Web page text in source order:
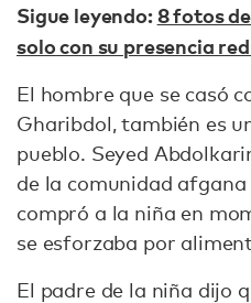
Sigue leyendo:8 fotos
solo con su presencia
El hombre que se casó
Gharibdol, también es
pueblo. Seyed
de la comunidad afgana
compró a la niña en
se esforzaba por
El padre de la niña dijo